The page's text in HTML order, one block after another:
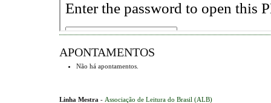
APONTAMENTOS
Não há apontamentos.
Linha Mestra - Associação de Leitura do Brasil (ALB)